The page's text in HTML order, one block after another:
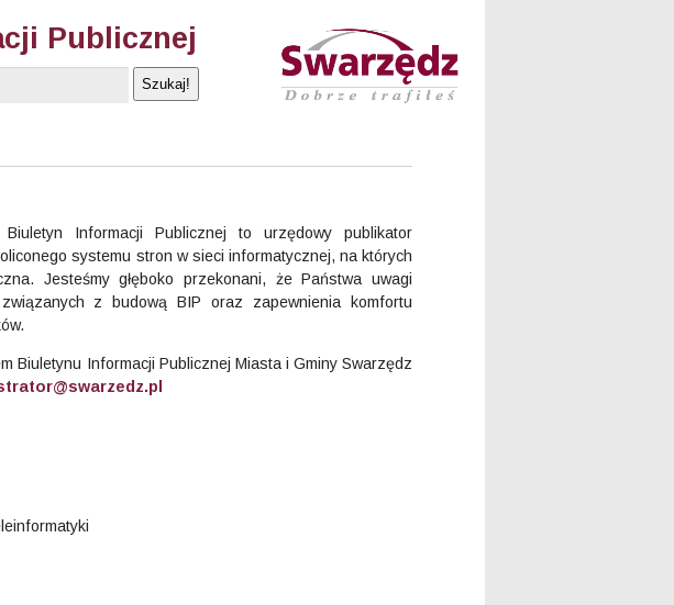
Publicznej
Informacji Publicznej to urzędowy publikator
systemu stron w sieci informatycznej, na których
Jesteśmy głęboko przekonani, że Państwa uwagi
z budową BIP oraz zapewnienia komfortu
Biuletynu Informacji Publicznej Miasta i Gminy Swarzędz